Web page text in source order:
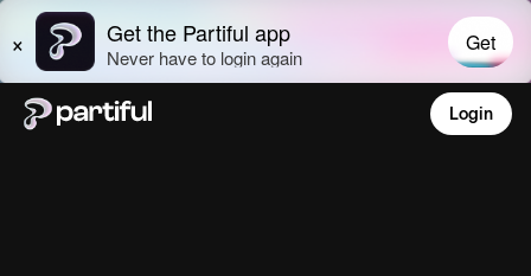
Login